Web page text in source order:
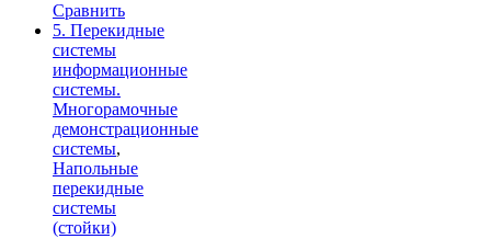
Сравнить
5. Перекидные
системы
информационные
системы.
Многорамочные
демонстрационные
системы,
Напольные
перекидные
системы
(стойки)